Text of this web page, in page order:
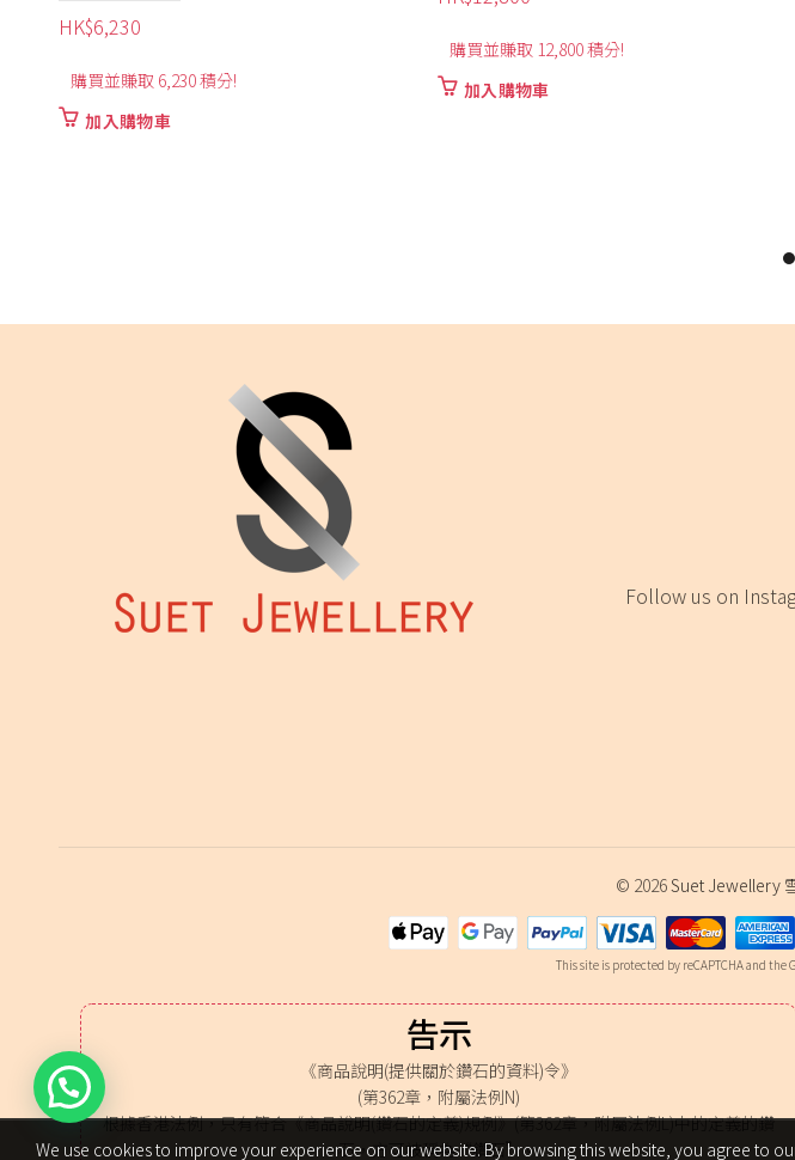
HK$4,720
購買並賺取 4,720 積分!
加入購物車
購買並賺取 3,330 積分!
Follow us on
© 2026Suet Jewellery
This site is protected by reCAPTCHA and the
告示
《商品說明(提供關於鑽石的資料)令》
(第362章，附屬法例N)
根據香港法例，只有符合《商品說明(鑽石的定義)規例》(第362章，附屬法例L)中的定義的鑽
石，方可被稱為“鑽石”。
We use cookies to improve your experience on our website. By browsing this website, you agree to